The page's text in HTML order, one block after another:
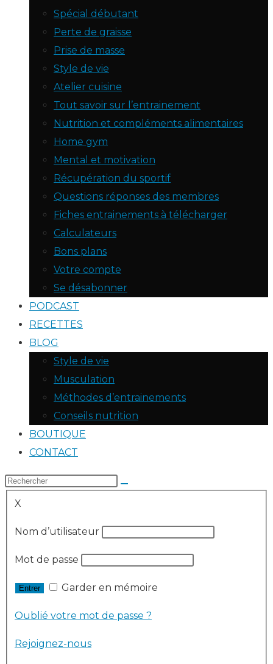
Spécial débutant
Perte de graisse
Prise de masse
Style de vie
Atelier cuisine
Tout savoir sur l’entrainement
Nutrition et compléments alimentaires
Home gym
Mental et motivation
Récupération du sportif
Questions réponses des membres
Fiches entrainements à télécharger
Calculateurs
Bons plans
Votre compte
Se désabonner
PODCAST
RECETTES
BLOG
Style de vie
Musculation
Méthodes d’entrainements
Conseils nutrition
BOUTIQUE
CONTACT
X
Nom d’utilisateur
Mot de passe
Garder en mémoire
Oublié votre mot de passe ?
Rejoignez-nous